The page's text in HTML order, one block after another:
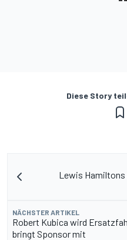
Diese Story
Lewis Hamiltons
NÄCHSTER ARTIKEL
Robert Kubica wird
bringt Sponsor mit